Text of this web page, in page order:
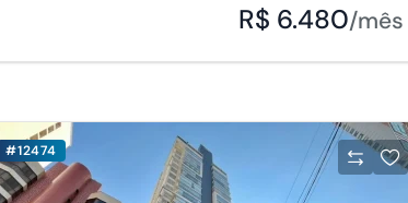
R$ 6.480/mês
#12474